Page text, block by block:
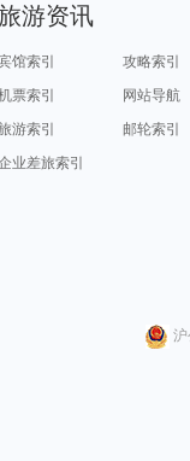
游资讯
馆索引
攻略索引
票索引
网站导航
游索引
邮轮索引
业差旅索引